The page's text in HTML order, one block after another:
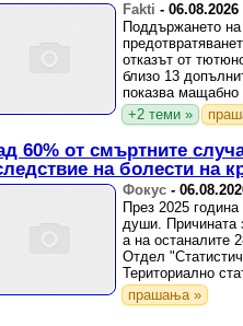
Fakti - 06.08.2026
Поддържането
отказът от
близо 13
показва мащабно
медицинското
+2 теми »
60% от смъртните
на болести на
Фокус-
През 2025
души. Причината
а на останалите
Отдел
Териториално
прашања »